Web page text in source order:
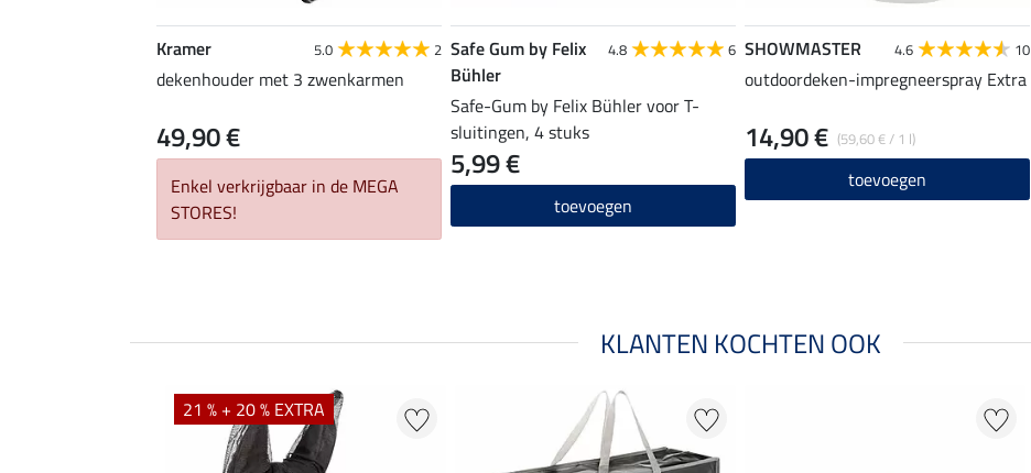
Kramer 5.0 2
dekenhouder met 3 zwenkarmen
49,90 €
Enkel verkrijgbaar in de MEGA
STORES!
Safe Gum by Felix
Bühler
4.8 6
Safe-Gum by Felix Bühler voor T-
sluitingen, 4 stuks
5,99 €
toevoegen
SHOWMASTER 4.6 10
outdoordeken-impregneerspray Extra
(59,60 € / 1 l)
14,90 €
toevoegen
KLANTEN KOCHTEN OOK
21 % + 20 % EXTRA